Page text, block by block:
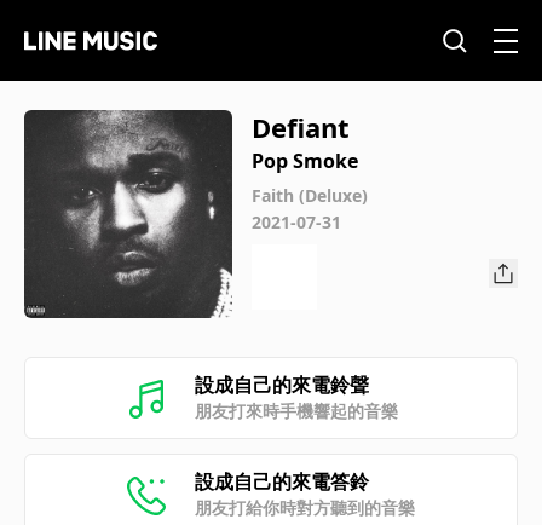
Defiant
Pop Smoke
Faith (Deluxe)
2021-07-31
設成自己的來電鈴聲
朋友打來時手機響起的音樂
設成自己的來電答鈴
朋友打給你時對方聽到的音樂